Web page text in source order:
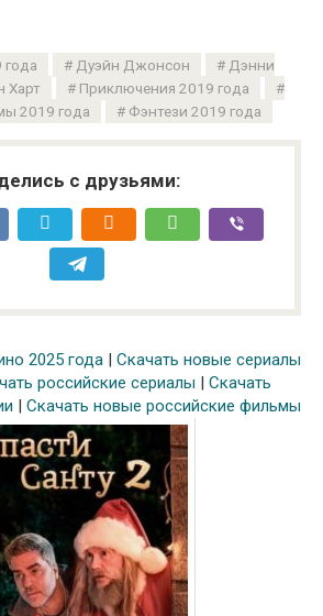
Дуэйн Джонсон
Дэнни
Харт
Приключения 2019 года
2019 года
Фэнтези 2019 года
с друзьями:
2025 года| Скачать новые сериалы
российские сериалы | Скачать
| Скачать новые российские фильмы